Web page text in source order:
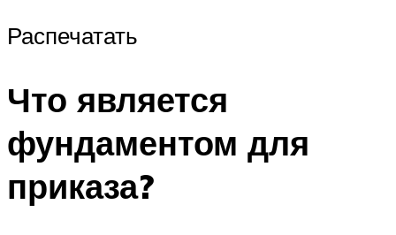
Распечатать
Что является
фундаментом для
приказа?